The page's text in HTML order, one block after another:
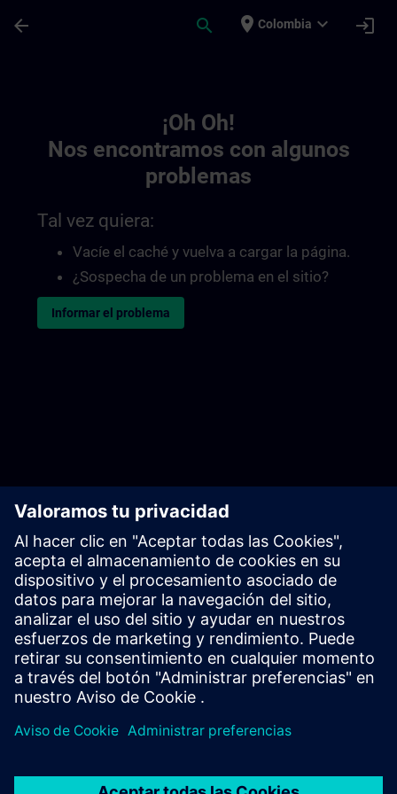
arrow_back search place Colombia expand_more login
¡Oh Oh!
Nos encontramos con algunos
problemas
Tal vez quiera:
Vacíe el caché y vuelva a cargar la página.
¿Sospecha de un problema en el sitio?
Informar el problema